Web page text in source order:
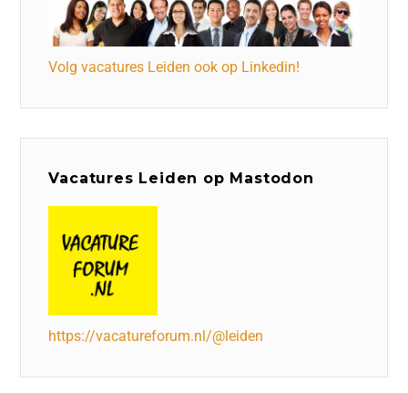
Volg vacatures Leiden ook op Linkedin!
Vacatures Leiden op Mastodon
https://vacatureforum.nl/@leiden